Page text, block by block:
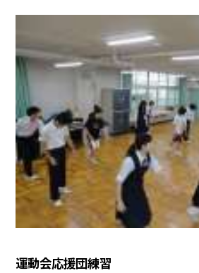
運動会応援団練習